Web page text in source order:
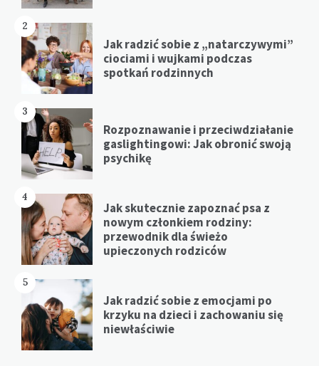
2
Jak radzić sobie z „natarczywymi”
ciociami i wujkami podczas
spotkań rodzinnych
3
Rozpoznawanie i przeciwdziałanie
gaslightingowi: Jak obronić swoją
psychikę
4
Jak skutecznie zapoznać psa z
nowym członkiem rodziny:
przewodnik dla świeżo
upieczonych rodziców
5
Jak radzić sobie z emocjami po
krzyku na dzieci i zachowaniu się
niewłaściwie